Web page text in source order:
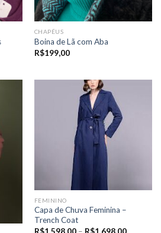
CHAPÉUS
Boina de Lã com Aba
R$199,00
FEMININO
Capa de Chuva Feminina –
Trench Coat
R$1.598,00 – R$1.698,00Price